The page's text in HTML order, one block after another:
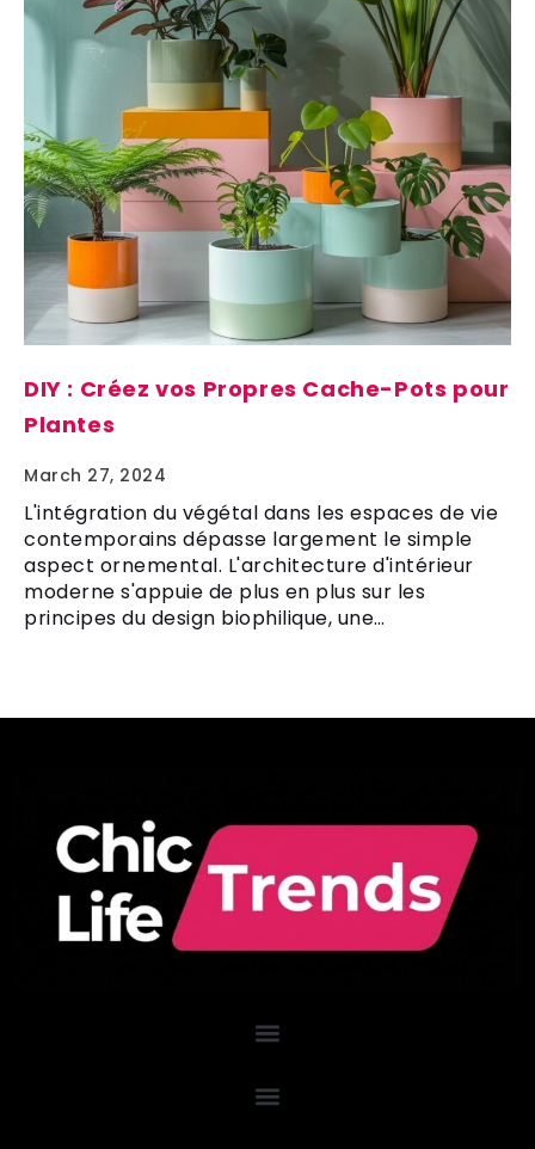
DIY : Créez vos Propres Cache-Pots pour
Plantes
March 27, 2024
L'intégration du végétal dans les espaces de vie
contemporains dépasse largement le simple
aspect ornemental. L'architecture d'intérieur
moderne s'appuie de plus en plus sur les
principes du design biophilique, une…